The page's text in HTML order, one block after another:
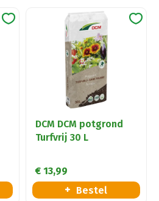
DCM DCM potgrond
Turfvrij 30 L
€ 13,99
Bestel